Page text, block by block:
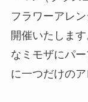
フラワーアレ
開催いたしま
なミモザにパ
に一つだけの